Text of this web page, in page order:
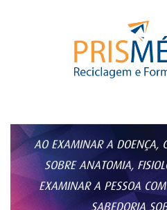
AO EXAMINAR A DOENÇA,
SOBRE ANATOMIA,
EXAMINAR A PESSOA
SABEDORIA